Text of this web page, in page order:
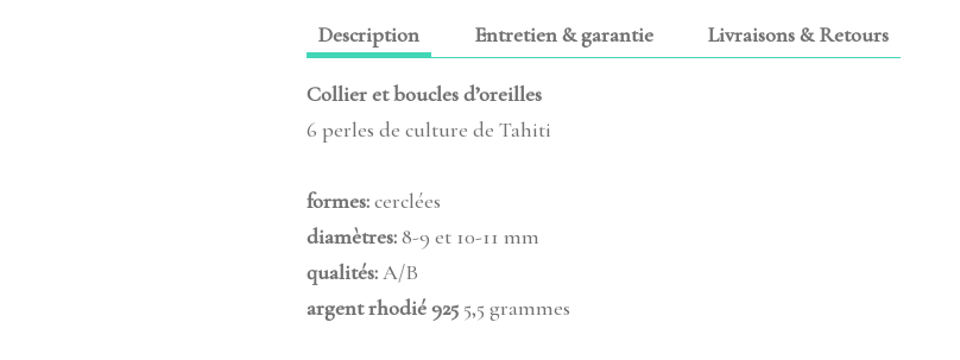
Description Entretien & garantie Livraisons & Retours
Collier et boucles d’oreilles
6 perles de culture de Tahiti
formes:cerclées
diamètres:8-9 et 10-11 mm
qualités:A/B
argent rhodié 925 5,5 grammes